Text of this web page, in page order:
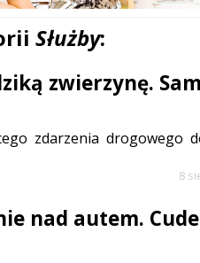
Służby:
zwierzynę.
zdarzenia drogowego
8
nad autem.